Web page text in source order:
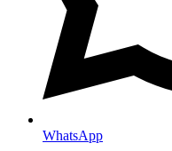
WhatsApp